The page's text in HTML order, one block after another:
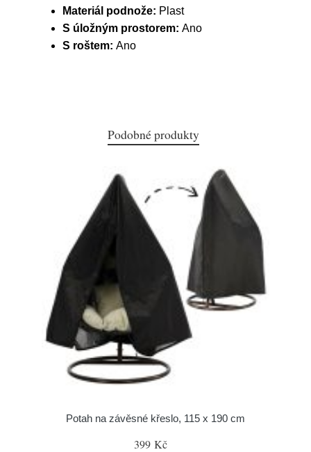
Materiál podnože: Plast
S úložným prostorem: Ano
S roštem: Ano
Podobné produkty
Potah na závěsné křeslo, 115 x 190 cm
399 Kč